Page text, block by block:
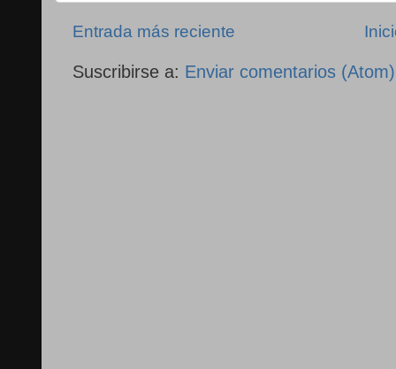
Entrada más reciente
Suscribirse a: Enviar comentarios (Atom)